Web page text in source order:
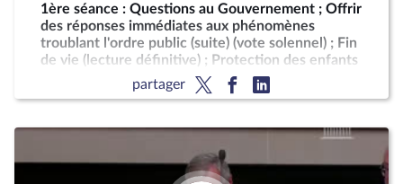
1ère séance : Questions au Gouvernement ; Offrir
des réponses immédiates aux phénomènes
troublant l'ordre public (suite) (vote solennel) ; Fin
de vie (lecture définitive) ; Protection des enfants
partager